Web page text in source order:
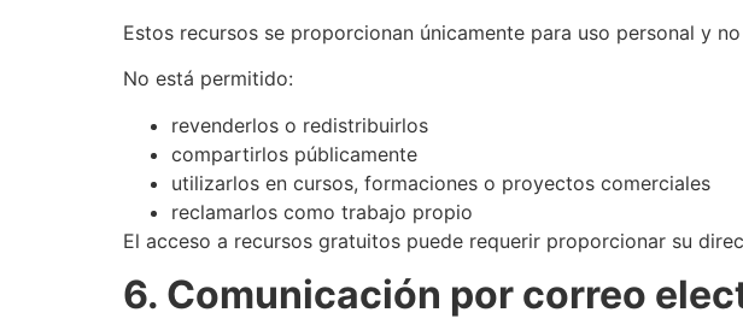
Estos recursos se proporcionan únicamente para uso personal y
No está permitido:
revenderlos o redistribuirlos
compartirlos públicamente
utilizarlos en cursos, formaciones o proyectos comerciales
reclamarlos como trabajo propio
El acceso a recursos gratuitos puede requerir proporcionar su
6. Comunicación por correo